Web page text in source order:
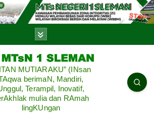
MUTIARAKU” (INsan
berimaN, Mandiri,
Terampil, Inovatif,
mulia dan RAmah
lingKUngan